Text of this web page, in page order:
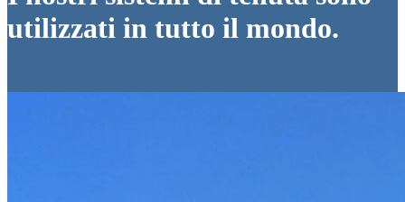
utilizzati in tutto il mondo.